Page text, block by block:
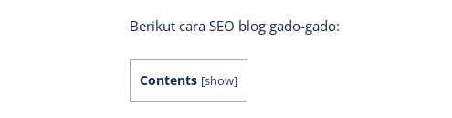
Berikut cara SEO blog gado-gado:
Contents [show]